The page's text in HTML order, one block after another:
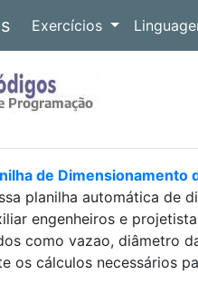
Exercícios
de Dimensionamento
planilha automática de
engenheiros e
como vazao, diâmetro
os cálculos necessários